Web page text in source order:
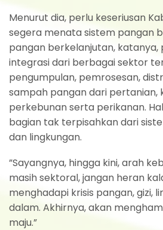
Menurut dia, perlu keseriusan
segera menata sistem pangan
pangan berkelanjutan, katanya,
integrasi dari berbagai sektor
pengumpulan, pemrosesan,
sampah pangan dari pertanian,
perkebunan serta perikanan.
bagian tak terpisahkan dari
dan lingkungan.
”Sayangnya, hingga kini, arah
masih sektoral, jangan heran
menghadapi krisis pangan, gizi,
dalam. Akhirnya, akan
maju.”